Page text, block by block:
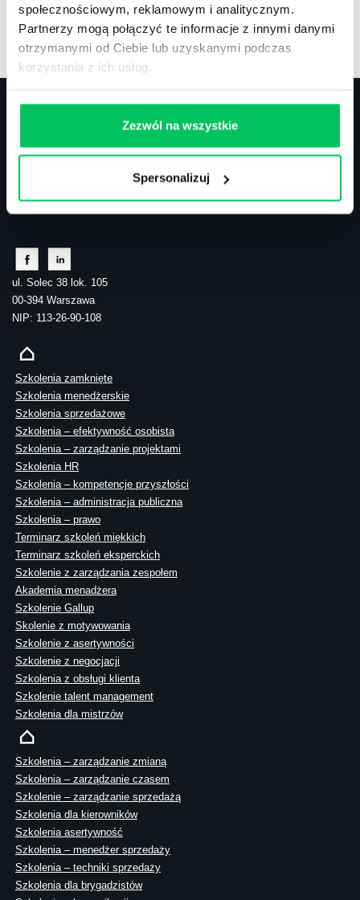
społecznościowym, reklamowym i analitycznym.
Partnerzy mogą połączyć te informacje z innymi danymi
otrzymanymi od Ciebie lub uzyskanymi podczas
korzystania z ich usług.
Zezwól na wszystkie
Spersonalizuj
Artykuły,Artykuły cd.,Prawo
Standardowe informacje z obszaru szkoleń.
Kontakt
tel.: 505 273 550
ul. Solec 38 lok. 105
00-394 Warszawa
NIP: 113-26-90-108
Szkolenia zamknięte
Szkolenia menedżerskie
Szkolenia sprzedażowe
Szkolenia – efektywność osobista
Szkolenia – zarządzanie projektami
Szkolenia HR
Szkolenia – kompetencje przyszłości
Szkolenia – administracja publiczna
Szkolenia – prawo
Terminarz szkoleń miękkich
Terminarz szkoleń eksperckich
Szkolenie z zarządzania zespołem
Akademia menadżera
Szkolenie Gallup
Skolenie z motywowania
Szkolenie z asertywności
Szkolenie z negocjacji
Szkolenia z obsługi klienta
Szkolenie talent management
Szkolenia dla mistrzów
Szkolenia – zarządzanie zmianą
Szkolenia – zarządzanie czasem
Szkolenie – zarządzanie sprzedażą
Szkolenia dla kierowników
Szkolenia asertywność
Szkolenia – menedżer sprzedaży
Szkolenia – techniki sprzedaży
Szkolenia dla brygadzistów